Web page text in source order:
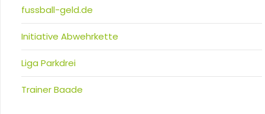
fussball-geld.de
Initiative Abwehrkette
Liga Parkdrei
Trainer Baade